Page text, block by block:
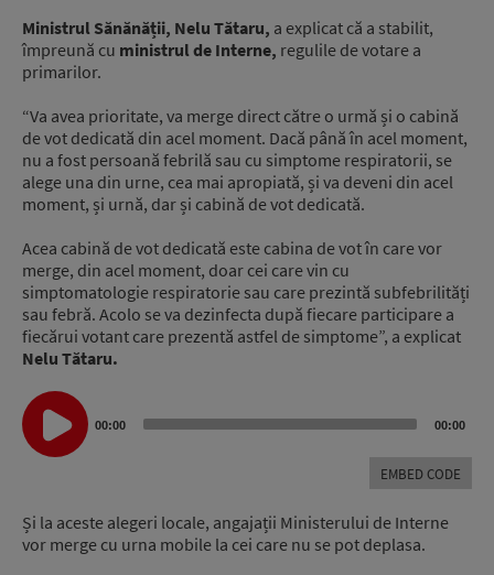
Ministrul Sănănății, Nelu Tătaru, a explicat că a stabilit,
împreună cu ministrul de Interne, regulile de votare a
primarilor.
“Va avea prioritate, va merge direct către o urmă și o cabină
de vot dedicată din acel moment. Dacă până în acel moment,
nu a fost persoană febrilă sau cu simptome respiratorii, se
alege una din urne, cea mai apropiată, și va deveni din acel
moment, și urnă, dar și cabină de vot dedicată.
Acea cabină de vot dedicată este cabina de vot în care vor
merge, din acel moment, doar cei care vin cu
simptomatologie respiratorie sau care prezintă subfebrilități
sau febră. Acolo se va dezinfecta după fiecare participare a
fiecărui votant care prezentă astfel de simptome”, a explicat
Nelu Tătaru.
Audio
Player
00:00 00:00
EMBED CODE
Și la aceste alegeri locale, angajații Ministerului de Interne
vor merge cu urna mobile la cei care nu se pot deplasa.